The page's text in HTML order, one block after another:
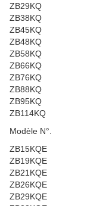
ZB29KQ
ZB38KQ
ZB45KQ
ZB48KQ
ZB58KQ
ZB66KQ
ZB76KQ
ZB88KQ
ZB95KQ
ZB114KQ
Modèle N°.
ZB15KQE
ZB19KQE
ZB21KQE
ZB26KQE
ZB29KQE